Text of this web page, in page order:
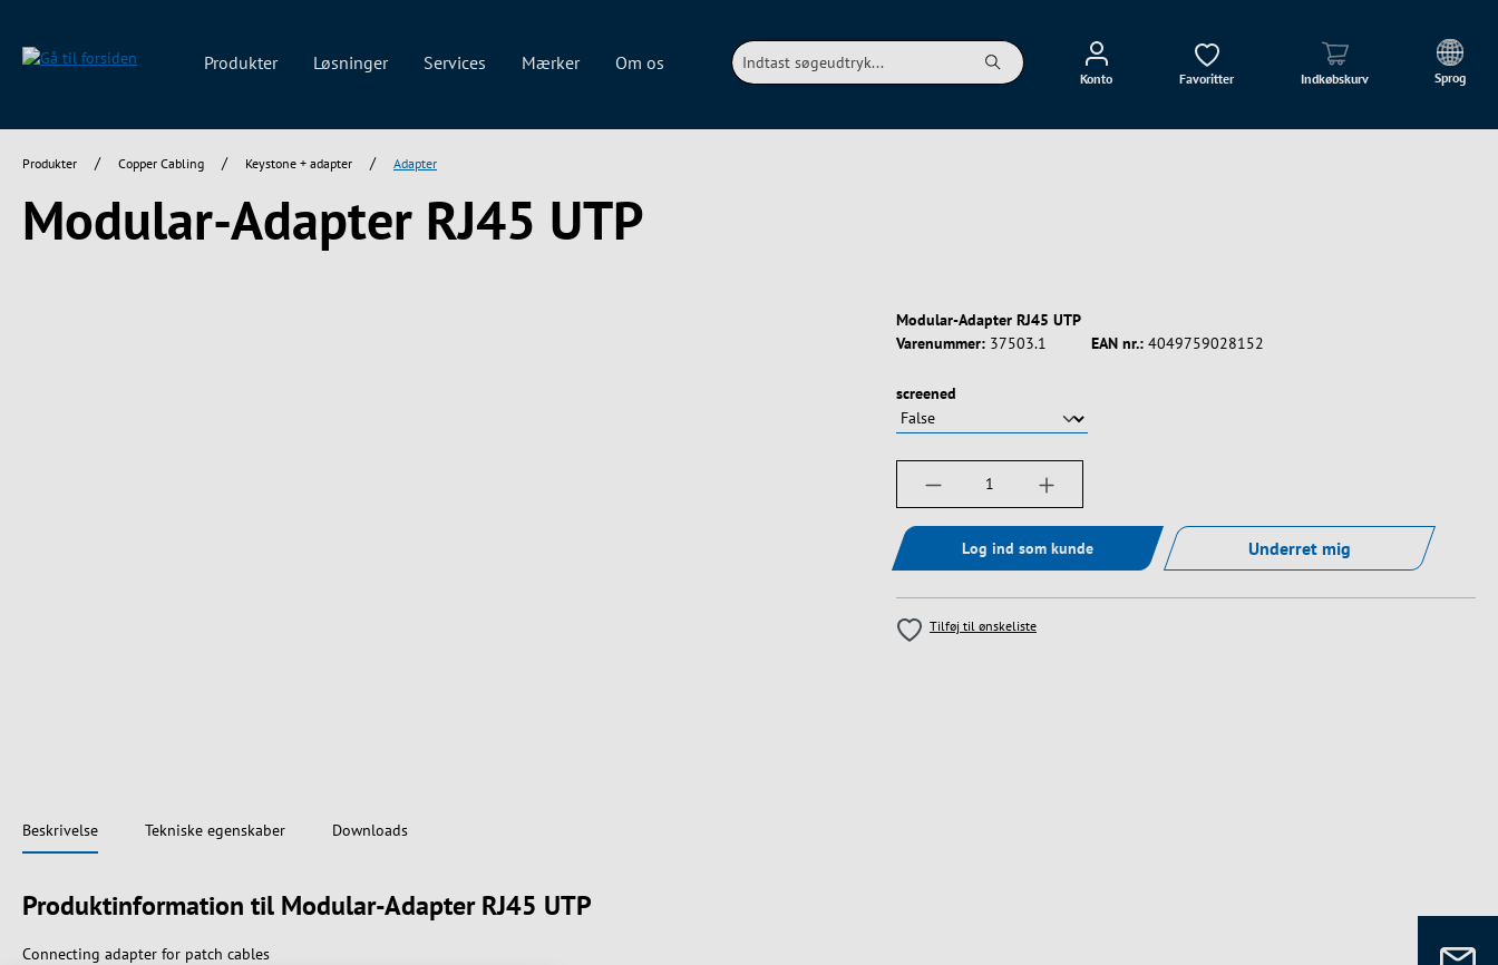
Produkter Løsninger Services Mærker Om os
Konto Favoritter Indkøbskurv Sprog
Produkter / Copper Cabling / Keystone + adapter / Adapter
Modular-Adapter RJ45 UTP
Modular-Adapter RJ45 UTP
Varenummer: 37503.1 EAN nr.: 4049759028152
Vælg
screened
Produktmængde: Indtast det ønskede beløb, eller
Log ind som kunde Underret mig
Tilføj til ønskeliste
Beskrivelse Tekniske egenskaber Downloads
Produktinformation til Modular-Adapter RJ45 UTP
Connecting adapter for patch cables